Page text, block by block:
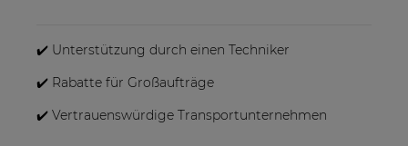
✔️ Unterstützung durch einen Techniker
✔️ Rabatte für Großaufträge
✔️ Vertrauenswürdige Transportunternehmen